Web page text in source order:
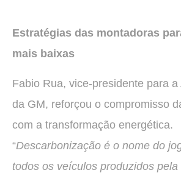
Estratégias das montadoras
mais baixas
Fabio Rua, vice-presidente para
da GM, reforçou o compromisso
com a transformação energética.
“Descarbonização é o nome do
todos os veículos produzidos